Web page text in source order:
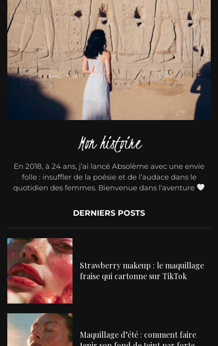
Mon histoire
En 2018, à 24 ans, j’ai lancé Absolème avec une envie
folle : insuffler de la poésie et de l’audace dans le
quotidien des femmes. Bienvenue dans l'aventure
DERNIERS POSTS
Strawberry makeup : le maquillage
fraise qui cartonne sur TikTok
Maquillage d’été : comment faire